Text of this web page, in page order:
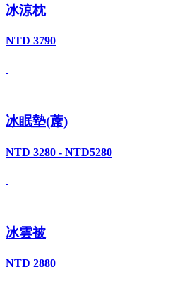
冰涼枕
NTD 3790
冰眠墊(蓆)
NTD 3280 - NTD5280
冰雲被
NTD 2880